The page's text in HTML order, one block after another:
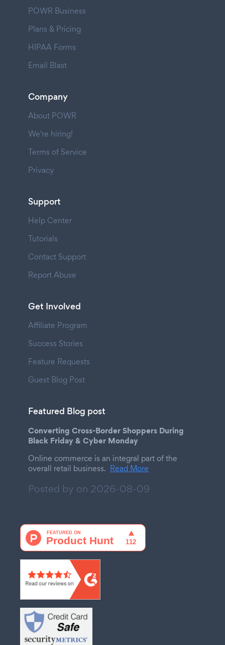
POWR Business
Plans & Pricing
HIPAA Forms
Email Blast
Company
About POWR
We're hiring!
Terms of Service
Privacy
Support
Help Center
Tutorials
Contact Support
Report Abuse
Get Involved
Affiliate Program
Success Stories
Feature Requests
Guest Blog Post
Featured Blog post
Converting Cross-Border Shoppers During
Black Friday & Cyber Monday
Online commerce is an integral part of the
overall retail business. Read More
Posted by on 2026-08-09